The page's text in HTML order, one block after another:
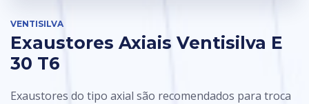
VENTISILVA
Exaustores Axiais Ventisilva E
30 T6
Exaustores do tipo axial são recomendados para troca